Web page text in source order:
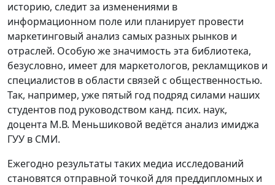
историю, следит за изменениями в
информационном поле или планирует провести
маркетинговый анализ самых разных рынков и
отраслей. Особую же значимость эта библиотека,
безусловно, имеет для маркетологов, рекламщиков и
специалистов в области связей с общественностью.
Так, например, уже пятый год подряд силами наших
студентов под руководством канд. псих. наук,
доцента М.В. Меньшиковой ведётся анализ имиджа
ГУУ в СМИ.
Ежегодно результаты таких медиа исследований
становятся отправной точкой для преддипломных и